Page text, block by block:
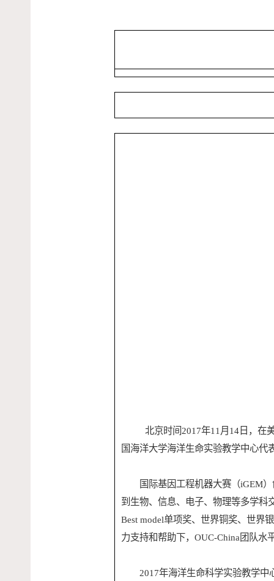
北京时间 2017年11 月 14日，在
国海洋大学海洋生命实验教学中心代
国际基因工程机器大赛（iGEM）
到生物、信息、电子、物理等多学科
Best model单项奖、世界铜奖、世界
力支持和帮助下， OUC-China 团队水
2017年海洋生命科学实验教学中